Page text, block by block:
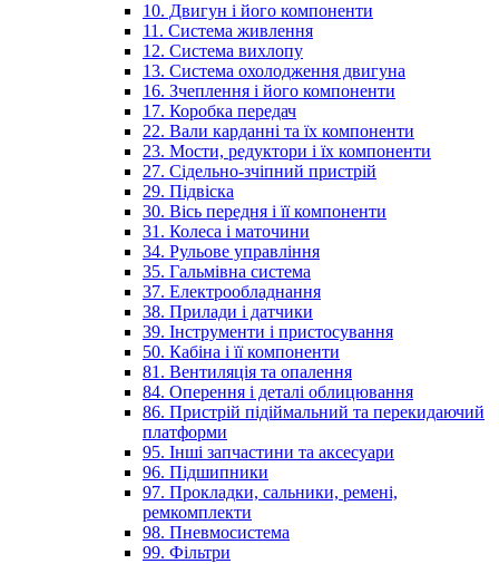
10. Двигун і його компоненти
11. Система живлення
12. Система вихлопу
13. Система охолодження двигуна
16. Зчеплення і його компоненти
17. Коробка передач
22. Вали карданні та їх компоненти
23. Мости, редуктори і їх компоненти
27. Сідельно-зчіпний пристрій
29. Підвіска
30. Вісь передня і її компоненти
31. Колеса і маточини
34. Рульове управління
35. Гальмівна система
37. Електрообладнання
38. Прилади і датчики
39. Інструменти і пристосування
50. Кабіна і її компоненти
81. Вентиляція та опалення
84. Оперення і деталі облицювання
86. Пристрій підіймальний та перекидаючий
платформи
95. Інші запчастини та аксесуари
96. Підшипники
97. Прокладки, сальники, ремені,
ремкомплекти
98. Пневмосистема
99. Фільтри